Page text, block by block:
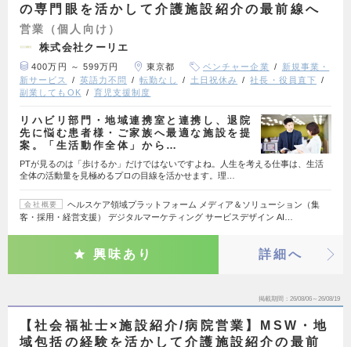
の専門眼を活かして介護施設紹介の最前線へ
営業（個人向け）
株式会社クーリエ
400万円 ～ 599万円 東京都 ベンチャー企業
新規事業・
新サービス
英語力不問 転勤なし 土日祝休み
社長・役員直下
副業してもOK
育児支援制度
リハビリ部門・地域連携室と連携し、退院
先に悩む患者様・ご家族へ最適な施設を提
案。「生活動作全体」から…
PTが見るのは「歩けるか」だけではないですよね。人生を考える仕事は、生活
全体の活動量を見極めるプロの目線を活かせます。理…
会社概要
ヘルスケア領域プラットフォーム メディア＆ソリューション（集
客・採用・経営支援） デジタルマーケティング サービスデザイン AI…
興味あり 詳細へ
掲載期間 26/08/06～26/08/19
【社会福祉士×施設紹介/病院営業】MSW・地
域包括の経験を活かして介護施設紹介の最前